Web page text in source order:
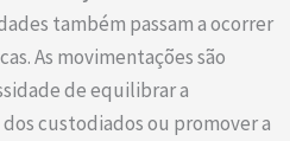
também passam a ocorrer
As movimentações são
de equilibrar a
custodiados ou promover a